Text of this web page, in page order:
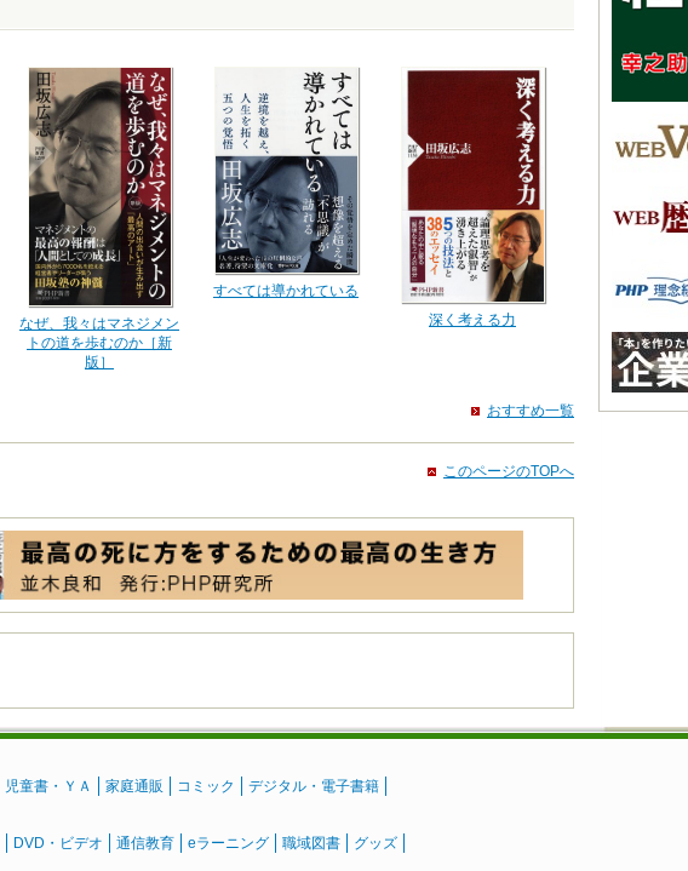
なぜ、我々はマネジメン
トの道を歩むのか［新
版］
すべては導かれている
深く考える力
おすすめ一覧
このページのTOPへ
児童書・ＹＡ 家庭通販 コミック デジタル・電子書籍
DVD・ビデオ 通信教育 eラーニング 職域図書 グッズ